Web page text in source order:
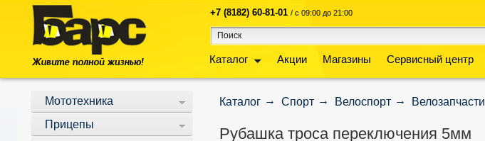
+7 (8182) 60-81-01 / с 09:00 до 21:00
Каталог Акции Магазины Сервисный центр
Мототехника
Прицепы
Каталог Спорт Велоспорт Велозапчасти
Рубашка троса переключения 5мм